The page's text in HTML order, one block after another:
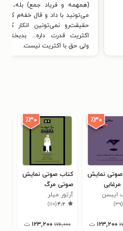
(همهمه و فریاد جمع) بله،
می‌تونید با داد و قال خفه‌م
حقیقت‌رو نمی‌تونین انکار
اکثریت قدرت داره...
ولی حق با اکثریت نیست.
٪۳۰
نمایش
ایبسن
(۳۹)
۱۲۳,۲۰۰ ت
٪۳۰
کتاب صوتی نمایش
صوتی مرگ
فروشنده
آرتور میلر
۴٫۲(۱۱۰)
۱۷۶,۰۰۰ ۱۲۳,۲۰۰ ت